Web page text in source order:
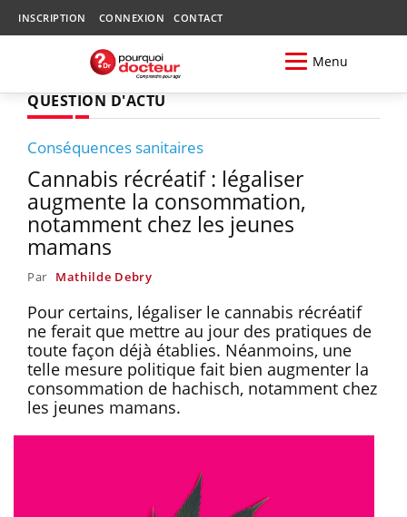
INSCRIPTION CONNEXION CONTACT
Menu
QUESTION D'ACTU
Conséquences sanitaires
Cannabis récréatif : légaliser
augmente la consommation,
notamment chez les jeunes
mamans
Par Mathilde Debry
Pour certains, légaliser le cannabis récréatif
ne ferait que mettre au jour des pratiques de
toute façon déjà établies. Néanmoins, une
telle mesure politique fait bien augmenter la
consommation de hachisch, notamment chez
les jeunes mamans.